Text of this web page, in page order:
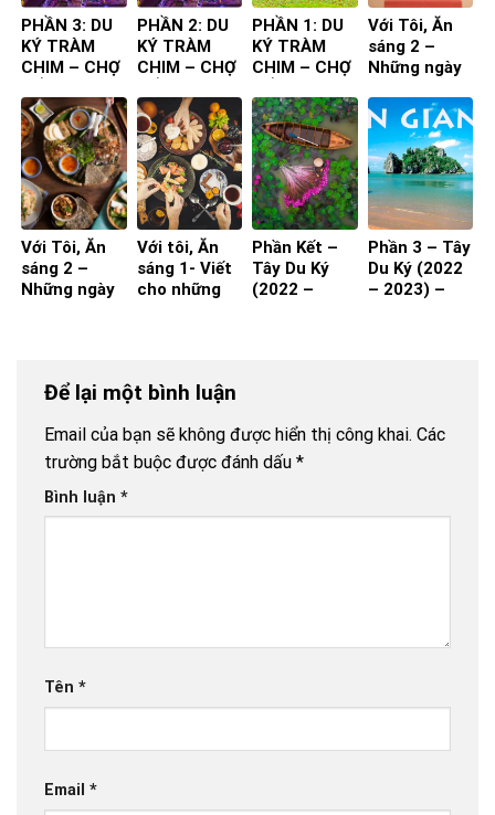
PHẦN 3: DU
KÝ TRÀM
CHIM – CHỢ
PHẦN 2: DU
KÝ TRÀM
CHIM – CHỢ
PHẦN 1: DU
KÝ TRÀM
CHIM – CHỢ
Với Tôi, Ăn
sáng 2 –
Những ngày
(Phần 2)
Với Tôi, Ăn
sáng 2 –
Những ngày
Với tôi, Ăn
sáng 1- Viết
cho những
Phần Kết –
Tây Du Ký
(2022 –
Phần 3 – Tây
Du Ký (2022
– 2023) –
Để lại một bình luận
Email của bạn sẽ không được hiển thị công khai. Các
trường bắt buộc được đánh dấu *
Bình luận *
Tên *
Email *